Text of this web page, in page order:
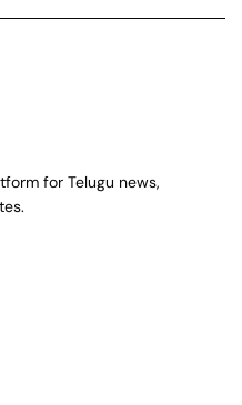
for Telugu news,